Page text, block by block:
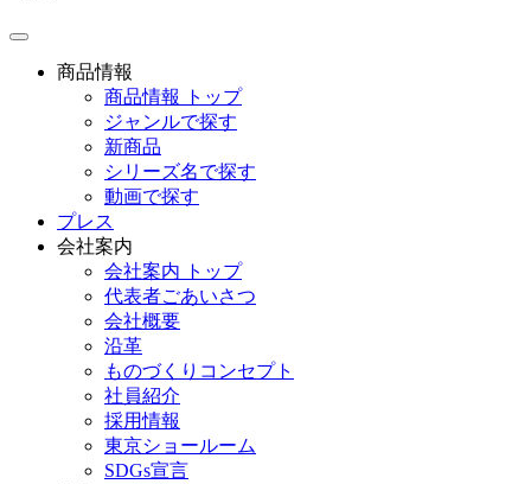
toggle
navigation商品情報
商品情報 トップ
ジャンルで探す
新商品
シリーズ名で探す
動画で探す
プレス
会社案内
会社案内 トップ
代表者ごあいさつ
会社概要
沿革
ものづくりコンセプト
社員紹介
採用情報
東京ショールーム
SDGs宣言